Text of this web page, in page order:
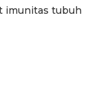
imunitas tubuh